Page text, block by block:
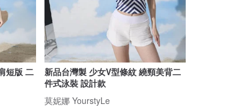
短版 二
新品台灣製 少女V型條紋 繞頸美背二
件式泳裝 設計款
莫妮娜 YourstyLe